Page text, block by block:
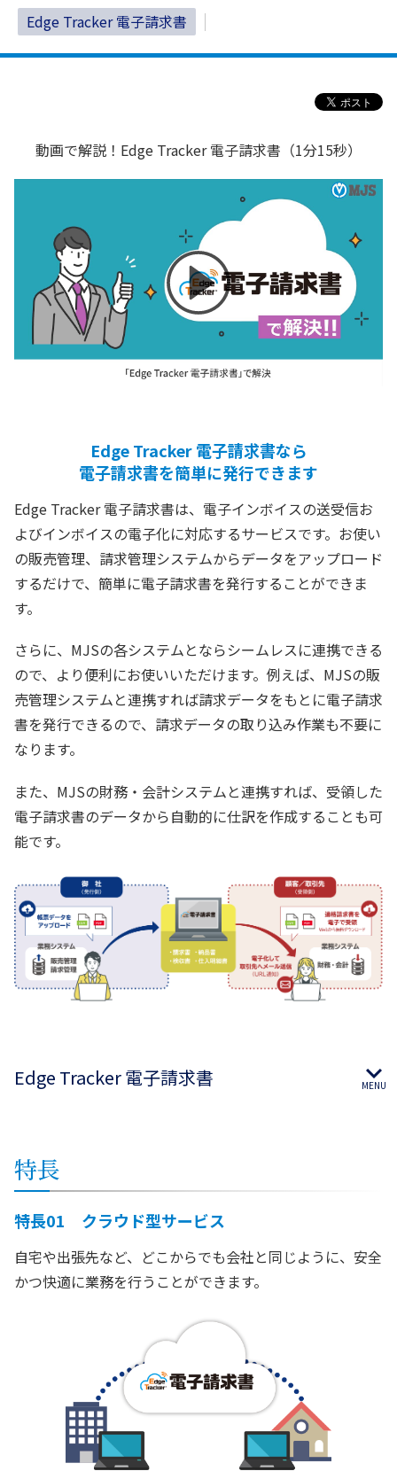
Edge Tracker 電子請求書
動画で解説！Edge Tracker 電子請求書（1分15秒）
Edge Tracker 電子請求書なら
電子請求書を簡単に発行できます
Edge Tracker 電子請求書は、電子インボイスの送受信お
よびインボイスの電子化に対応するサービスです。お使い
の販売管理、請求管理システムからデータをアップロード
するだけで、簡単に電子請求書を発行することができま
す。
さらに、MJSの各システムとならシームレスに連携できる
ので、より便利にお使いいただけます。例えば、MJSの販
売管理システムと連携すれば請求データをもとに電子請求
書を発行できるので、請求データの取り込み作業も不要に
なります。
また、MJSの財務・会計システムと連携すれば、受領した
電子請求書のデータから自動的に仕訳を作成することも可
能です。
Edge Tracker 電子請求書
特長
特長01 クラウド型サービス
自宅や出張先など、どこからでも会社と同じように、安全
かつ快適に業務を行うことができます。